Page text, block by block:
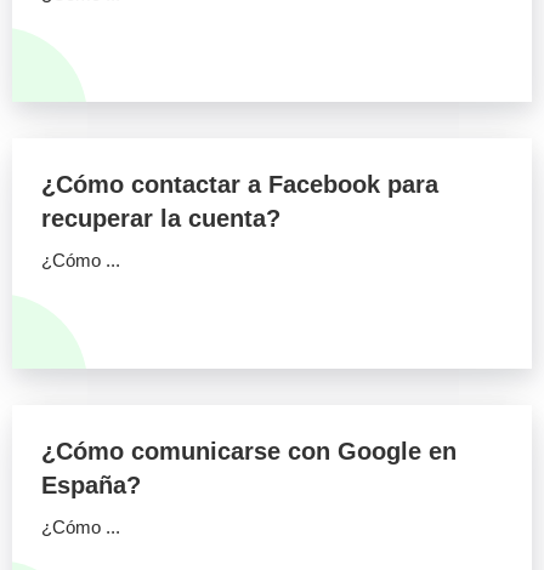
¿Cómo contactar a Facebook para
recuperar la cuenta?
¿Cómo ...
¿Cómo comunicarse con Google en
España?
¿Cómo ...